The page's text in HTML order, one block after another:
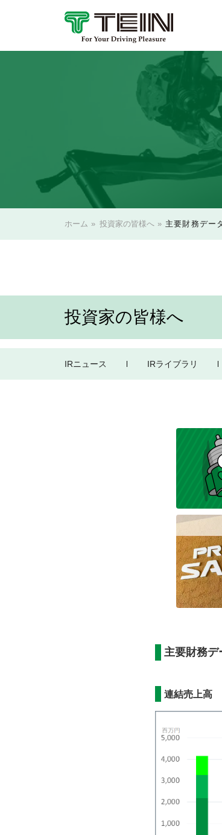
ホーム » 投資家の皆様へ» 主要財務デー
投資家の皆様へ
IRニュース IRライブラリ
主要財務デ
連結売上高